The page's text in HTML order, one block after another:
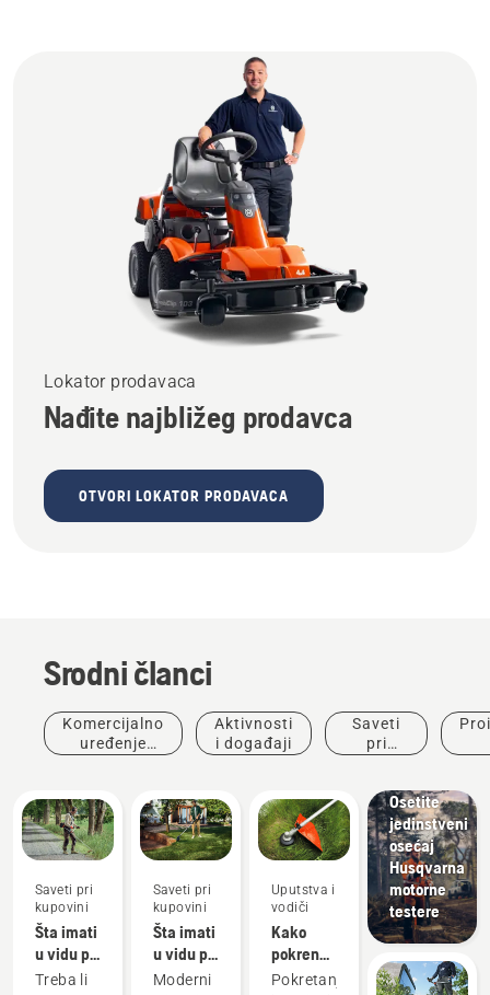
Lokator prodavaca
Nađite najbližeg prodavca
OTVORI LOKATOR PRODAVACA
Srodni članci
Komercijalno
uređenje
Aktivnosti
i događaji
Saveti
pri
Saveti pri
kupovini
Šta imati
u vidu pri
kupovini
Treba li
Saveti pri
kupovini
Šta imati
u vidu pri
kupovini
Moderni
Uputstva i
vodiči
Kako
pokrenuti
benzinski
Pokretanje
Osetite
jedinstveni
osećaj
Husqvarna
motorne
testere